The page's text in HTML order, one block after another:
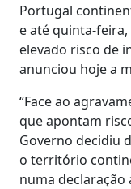
Portugal
e até quinta-
elevado risco de
anunciou hoje a
“Face ao
que apontam
Governo decidiu
o território
numa declaração